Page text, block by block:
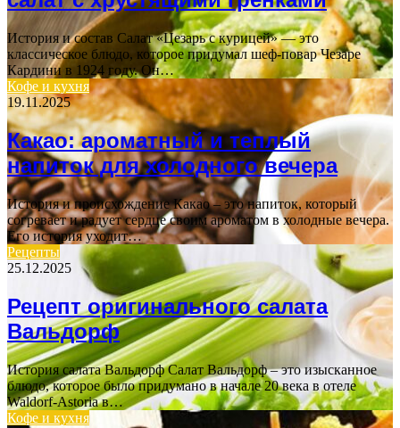
История и состав Салат «Цезарь с курицей» — это
классическое блюдо, которое придумал шеф-повар Чезаре
Кардини в 1924 году. Он…
Кофе и кухня
19.11.2025
Какао: ароматный и теплый
напиток для холодного вечера
История и происхождение Какао – это напиток, который
согревает и радует сердце своим ароматом в холодные вечера.
Его история уходит…
Рецепты
25.12.2025
Рецепт оригинального салата
Вальдорф
История салата Вальдорф Салат Вальдорф – это изысканное
блюдо, которое было придумано в начале 20 века в отеле
Waldorf-Astoria в…
Кофе и кухня